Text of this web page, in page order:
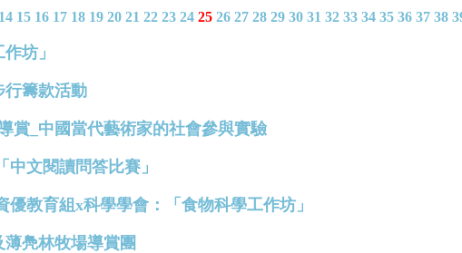
14 15 16 17 18 19 20 21 22 23 24 25 26 27 28 29 30 31 32 33 34 35 36 37 38
坊」
行籌款活動
賞_中國當代藝術家的社會參與實驗
中文閱讀問答比賽」
優教育組x科學學會：「食物科學工作坊」
薄鳧林牧場導賞團